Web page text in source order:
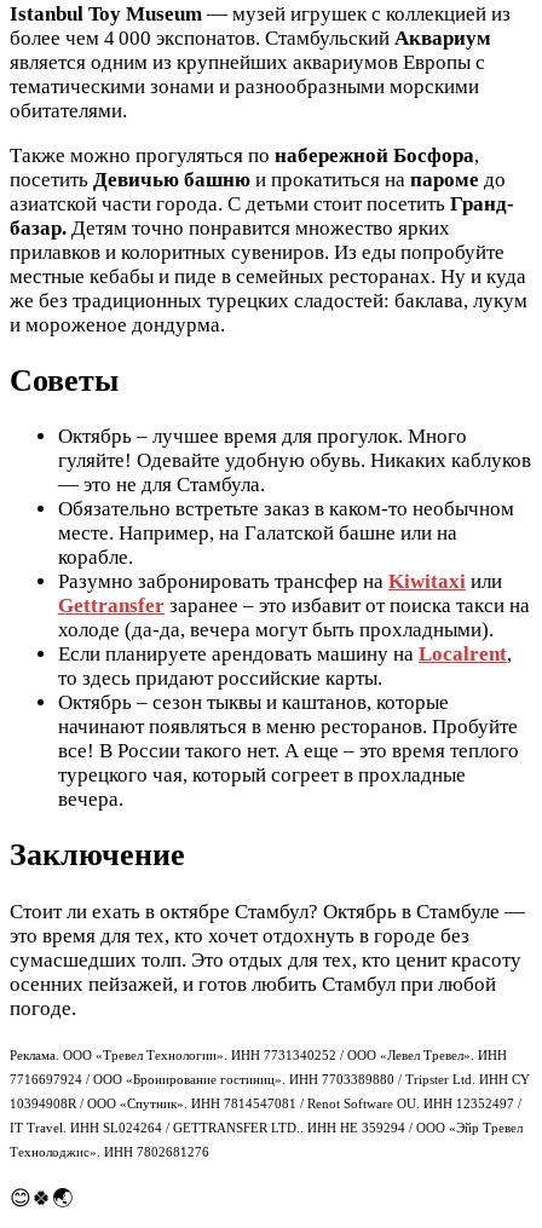
Istanbul Toy Museum — музей игрушек с коллекцией из
более чем 4 000 экспонатов. Стамбульский Аквариум
является одним из крупнейших аквариумов Европы с
тематическими зонами и разнообразными морскими
обитателями.
Также можно прогуляться по набережной Босфора,
посетить Девичью башню и прокатиться на пароме до
азиатской части города. С детьми стоит посетить Гранд-
базар. Детям точно понравится множество ярких
прилавков и колоритных сувениров. Из еды попробуйте
местные кебабы и пиде в семейных ресторанах. Ну и куда
же без традиционных турецких сладостей: баклава, лукум
и мороженое дондурма.
Советы
Октябрь – лучшее время для прогулок. Много
гуляйте! Одевайте удобную обувь. Никаких каблуков
— это не для Стамбула.
Обязательно встретьте заказ в каком-то необычном
месте. Например, на Галатской башне или на
корабле.
Разумно забронировать трансфер на Kiwitaxi или
Gettransfer заранее – это избавит от поиска такси на
холоде (да-да, вечера могут быть прохладными).
Если планируете арендовать машину на Localrent,
то здесь придают российские карты.
Октябрь – сезон тыквы и каштанов, которые
начинают появляться в меню ресторанов. Пробуйте
все! В России такого нет. А еще – это время теплого
турецкого чая, который согреет в прохладные
вечера.
Заключение
Стоит ли ехать в октябре Стамбул? Октябрь в Стамбуле —
это время для тех, кто хочет отдохнуть в городе без
сумасшедших толп. Это отдых для тех, кто ценит красоту
осенних пейзажей, и готов любить Стамбул при любой
погоде.
Реклама. ООО «Тревел Технологии». ИНН 7731340252 / ООО «Левел Тревел». ИНН
7716697924 / ООО «Бронирование гостиниц». ИНН 7703389880 / Tripster Ltd. ИНН CY
10394908R / ООО «Спутник». ИНН 7814547081 / Renot Software OU. ИНН 12352497 /
IT Travel. ИНН SL024264 / GETTRANSFER LTD.. ИНН HE 359294 / ООО «Эйр Тревел
Технолоджис». ИНН 7802681276
😊🍀🌏